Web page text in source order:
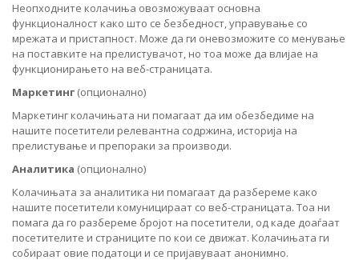
Неопходните колачиња овозможуваат основна
функционалност како што се безбедност, управување со
мрежата и пристапност. Може да ги оневозможите со менување
на поставките на прелистувачот, но тоа може да влијае на
функционирањето на веб-страницата.
Маркетинг (опционално)
Маркетинг колачињата ни помагаат да им обезбедиме на
нашите посетители релевантна содржина, историја на
прелистување и препораки за производи.
Аналитика (опционално)
Колачињата за аналитика ни помагаат да разбереме како
нашите посетители комуницираат со веб-страницата. Тоа ни
помага да го разбереме бројот на посетители, од каде доаѓаат
посетителите и страниците по кои се движат. Колачињата ги
собираат овие податоци и се пријавуваат анонимно.